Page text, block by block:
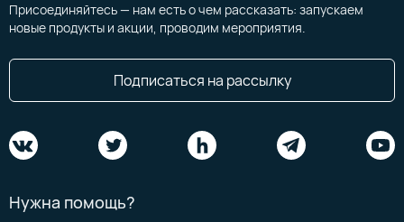
Присоединяйтесь — нам есть о чем рассказать: запускаем
новые продукты и акции, проводим мероприятия.
Подписаться на рассылку
Нужна помощь?